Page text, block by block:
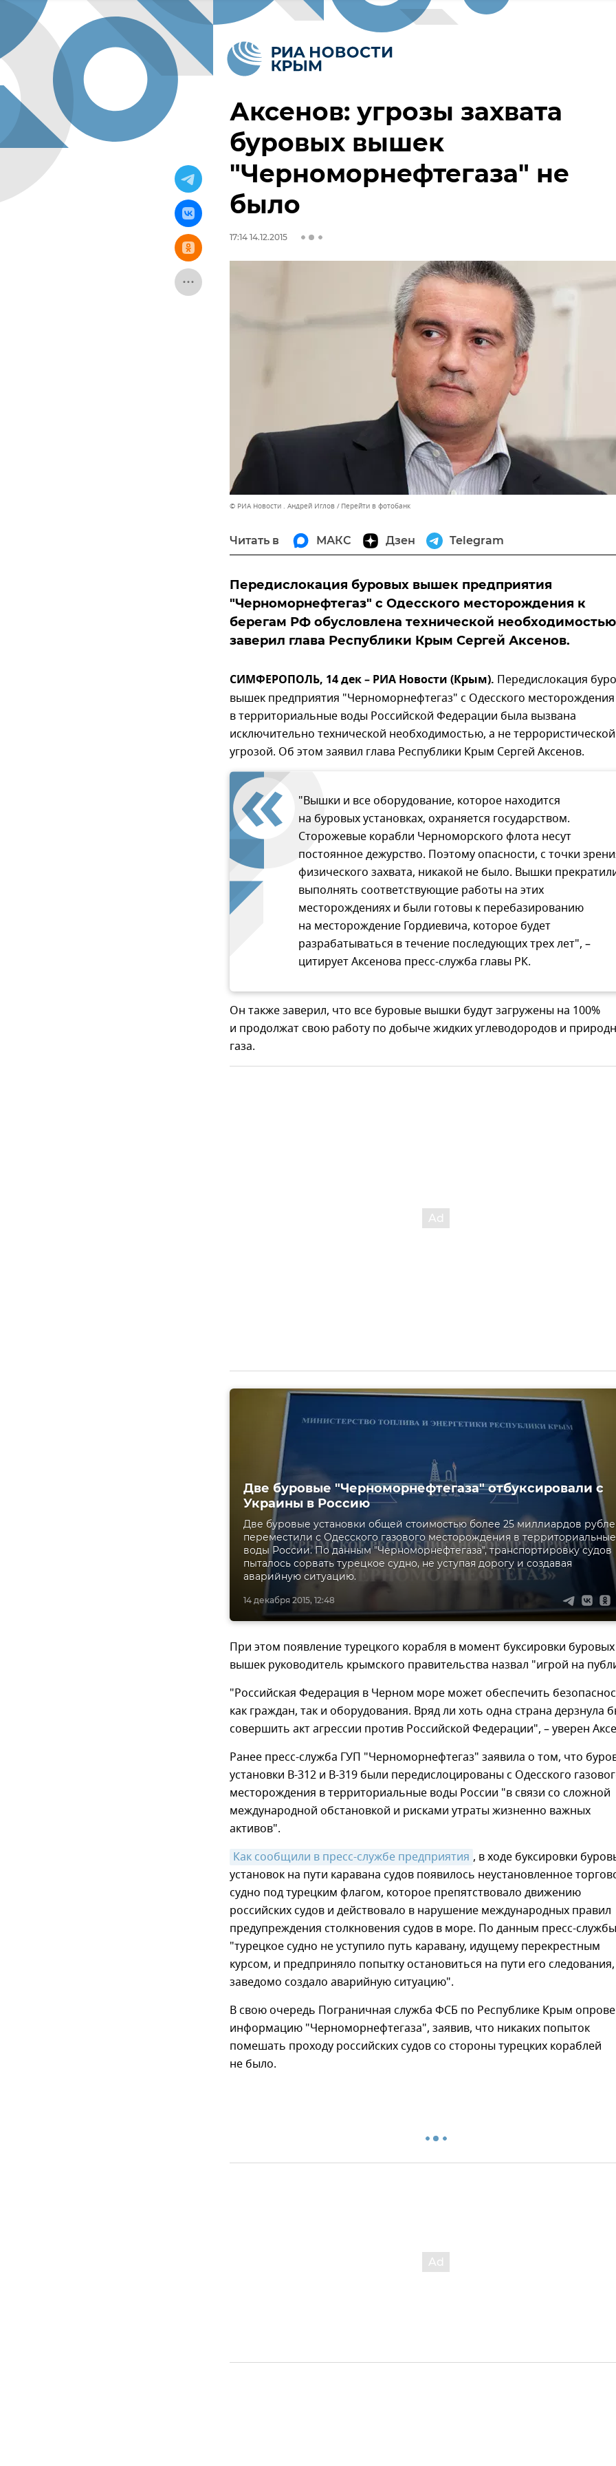
Аксенов: угрозы захвата
буровых вышек
"Черноморнефтегаза" не
было
17:14 14.12.2015
© РИА Новости . Андрей Иглов Перейти в фотобанк
Читать в МАКС Дзен Telegram
Передислокация буровых вышек предприятия
"Черноморнефтегаз" с Одесского месторождения к
берегам РФ обусловлена технической
заверил глава Республики Крым Сергей Аксенов.
СИМФЕРОПОЛЬ, 14 дек – РИА Новости (Крым). Передислокация
вышек предприятия "Черноморнефтегаз" с Одесского месторождения
в территориальные воды Российской Федерации была вызвана
исключительно технической необходимостью, а не террористической
угрозой. Об этом заявил глава Республики Крым Сергей Аксенов.
"Вышки и все оборудование, которое находится
на буровых установках, охраняется государством.
Сторожевые корабли Черноморского флота несут
постоянное дежурство. Поэтому опасности, с точки
физического захвата, никакой не было. Вышки
выполнять соответствующие работы на этих
месторождениях и были готовы к перебазированию
на месторождение Гордиевича, которое будет
разрабатываться в течение последующих трех лет", –
цитирует Аксенова пресс-служба главы РК.
Он также заверил, что все буровые вышки будут загружены на 100%
и продолжат свою работу по добыче жидких углеводородов и
газа.
14 декабря 2015, 12:48
Две буровые "Черноморнефтегаза" отбуксировали с
Украины в Россию
Две буровые установки общей стоимостью более 25 миллиардов
переместили с Одесского газового месторождения в территориальные
воды России. По данным "Черноморнефтегаза", транспортировку судов
пыталось сорвать турецкое судно, не уступая дорогу и создавая
аварийную ситуацию.
При этом появление турецкого корабля в момент буксировки буровых
вышек руководитель крымского правительства назвал "игрой на
"Российская Федерация в Черном море может обеспечить
как граждан, так и оборудования. Вряд ли хоть одна страна дерзнула
совершить акт агрессии против Российской Федерации", – уверен
Ранее пресс-служба ГУП "Черноморнефтегаз" заявила о том, что
установки В-312 и В-319 были передислоцированы с Одесского
месторождения в территориальные воды России "в связи со сложной
международной обстановкой и рисками утраты жизненно важных
активов".
Как сообщили в пресс-службе предприятия , в ходе буксировки
установок на пути каравана судов появилось неустановленное
судно под турецким флагом, которое препятствовало движению
российских судов и действовало в нарушение международных правил
предупреждения столкновения судов в море. По данным пресс-
"турецкое судно не уступило путь каравану, идущему перекрестным
курсом, и предприняло попытку остановиться на пути его
заведомо создало аварийную ситуацию".
В свою очередь Пограничная служба ФСБ по Республике Крым
информацию "Черноморнефтегаза", заявив, что никаких попыток
помешать проходу российских судов со стороны турецких кораблей
не было.